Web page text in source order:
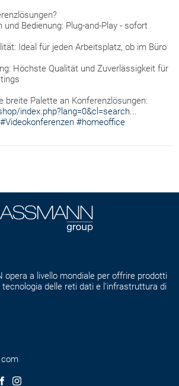
Bedienung: Plug-and-Play - sofort
Ideal für jeden Arbeitsplatz, ob im Büro
Höchste Qualität und Zuverlässigkeit für
breite Palette an Konferenzlösungen:
index.php?lang=0&cl=search...
#Videokonferenzen #homeoffice
opera a livello mondiale per offrire prodotti
delle reti dati e l'infrastruttura di